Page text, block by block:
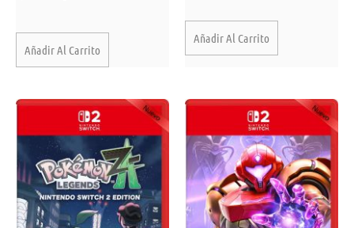
Añadir Al Carrito
Añadir Al Carrito